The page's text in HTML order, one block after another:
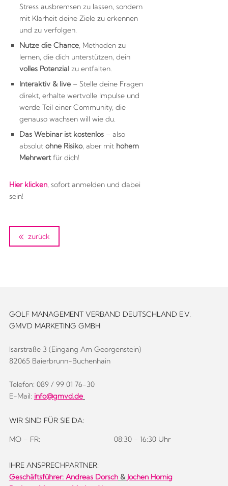
Stress ausbremsen zu lassen, sondern
mit Klarheit deine Ziele zu erkennen
und zu verfolgen.
Nutze die Chance, Methoden zu
lernen, die dich unterstützen, dein
volles Potenzial zu entfalten.
Interaktiv & live– Stelle deine Fragen
direkt, erhalte wertvolle Impulse und
werde Teil einer Community, die
genauso wachsen will wie du.
Das Webinar ist kostenlos– also
absolut ohne Risiko, aber mit hohem
Mehrwertfür dich!
Hier klicken, sofort anmelden und dabei
sein!
zurück
GOLF MANAGEMENT VERBAND DEUTSCHLAND E.V.
GMVD MARKETING GMBH
Isarstraße 3 (Eingang Am Georgenstein)
82065 Baierbrunn-Buchenhain
Telefon: 089 / 99 01 76-30
E-Mail: info@gmvd.de
WIR SIND FÜR SIE DA:
MO – FR: 08:30 - 16:30 Uhr
IHRE ANSPRECHPARTNER:
Geschäftsführer: Andreas Dorsch& Jochen Hornig